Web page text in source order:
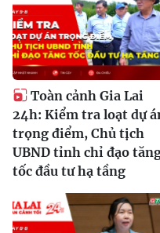
Toàn cảnh Gia Lai
24h: Kiểm tra loạt dự
trọng điểm, Chủ tịch
UBND tỉnh chỉ đạo
tốc đầu tư hạ tầng